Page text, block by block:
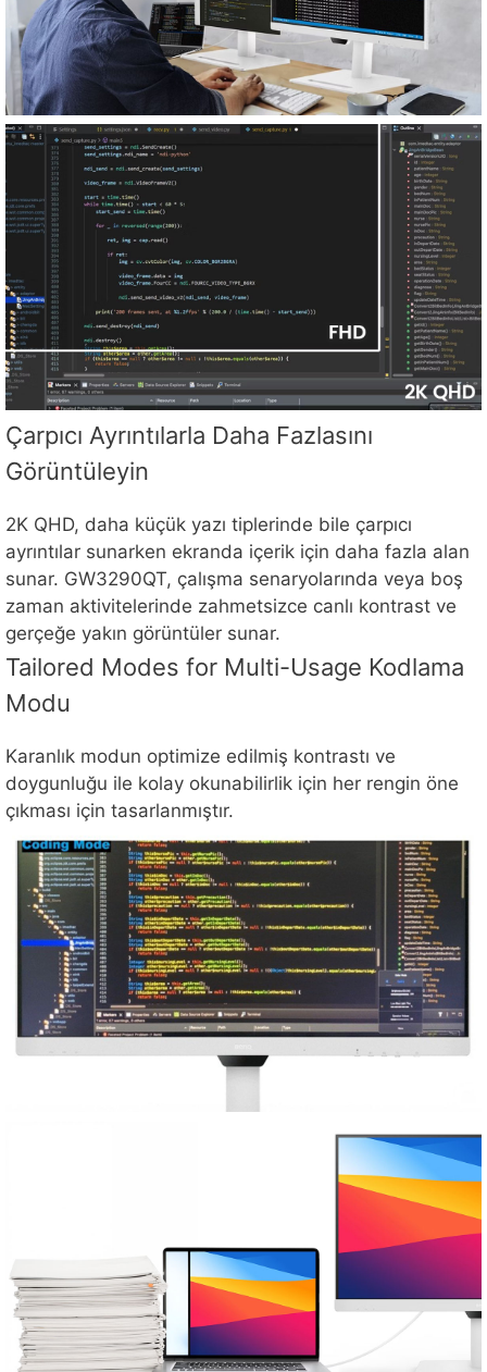
Çarpıcı Ayrıntılarla Daha Fazlasını
Görüntüleyin
2K QHD, daha küçük yazı tiplerinde bile çarpıcı
ayrıntılar sunarken ekranda içerik için daha fazla alan
sunar. GW3290QT, çalışma senaryolarında veya boş
zaman aktivitelerinde zahmetsizce canlı kontrast ve
gerçeğe yakın görüntüler sunar.
Tailored Modes for Multi-Usage Kodlama
Modu
Karanlık modun optimize edilmiş kontrastı ve
doygunluğu ile kolay okunabilirlik için her rengin öne
çıkması için tasarlanmıştır.